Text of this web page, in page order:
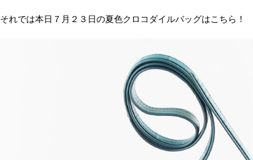
それでは本日７月２３日の夏色クロコダイルバッグはこちら！